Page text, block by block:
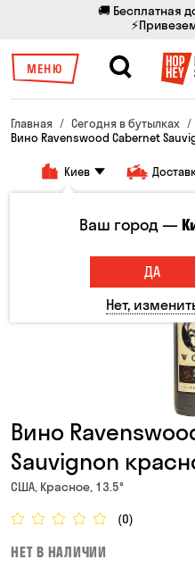
🚚 Бесплатная
МЕНЮ
Главная Сегодня в бутылках
Вино Ravenswood Cabernet
Киев
Вино
Sauvignon
США, Красное, 13.5°
(0)
НЕТ В НАЛИЧИИ
Ваш город —
ДА
Нет,